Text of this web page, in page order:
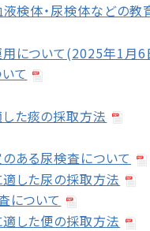
検体・尿検体などの教
について(2025年1月6
て
た痰の採取方法
ある尿検査について
した尿の採取方法
について
した便の採取方法